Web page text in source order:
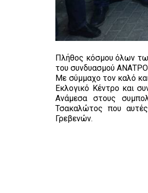
Πλήθος κόσμου όλων
του συνδυασμού
Με σύμμαχο τον καλό
Εκλογικό Κέντρο και
Ανάμεσα στους
Τσακαλώτος που
Γρεβενών.